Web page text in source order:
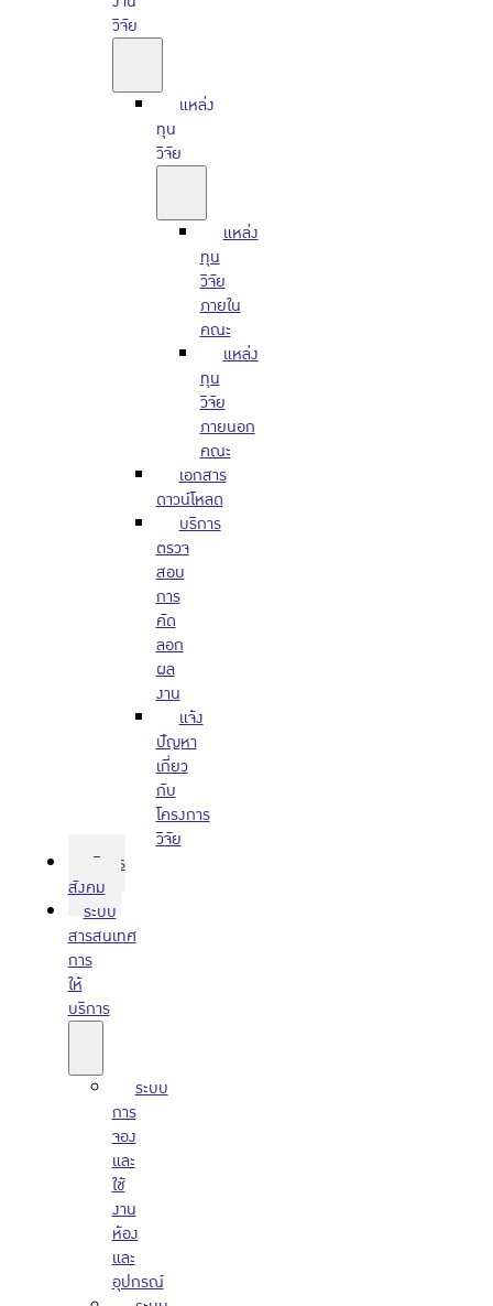
วิจัย
แหล่ง
ทุน
วิจัย
แหล่ง
ทุน
วิจัย
ภายใน
คณะ
แหล่ง
ทุน
วิจัย
ภายนอก
คณะ
เอกสาร
ดาวน์โหลด
บริการ
ตรวจ
สอบ
การ
คัด
ลอก
ผล
งาน
แจ้ง
ปัญหา
เกี่ยว
กับ
โครงการ
วิจัย
บริการ
สังคม
ระบบ
สารสนเทศ
การ
ให้
บริการ
ระบบ
การ
จอง
และ
ใช้
งาน
ห้อง
และ
อุปกรณ์